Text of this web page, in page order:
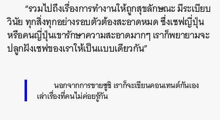
“รวมไปถึงเรื่องการทำงานให้ถูกสุขลักษณะ มีระเบียบ
วินัย ทุกสิ่งทุกอย่างรอบตัวต้องสะอาดหมด ซึ่งเชฟญี่ปุ่น
หรือคนญี่ปุ่นเขารักษาความสะอาดมากๆ เราก็พยายามจะ
ปลูกฝังเชฟของเราให้เป็นแบบเดียวกัน”
นอกจากการขายซูชิ เราก็จะเขียนคอนเทนต์กันเอง
เล่าเรื่องที่คนไม่ค่อยรู้กัน